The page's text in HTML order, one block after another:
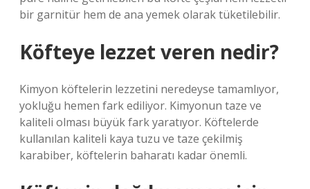
bir garnitür hem de ana yemek olarak tüketilebilir.
Köfteye lezzet veren nedir?
Kimyon köftelerin lezzetini neredeyse tamamlıyor,
yokluğu hemen fark ediliyor. Kimyonun taze ve
kaliteli olması büyük fark yaratıyor. Köftelerde
kullanılan kaliteli kaya tuzu ve taze çekilmiş
karabiber, köftelerin baharatı kadar önemli.